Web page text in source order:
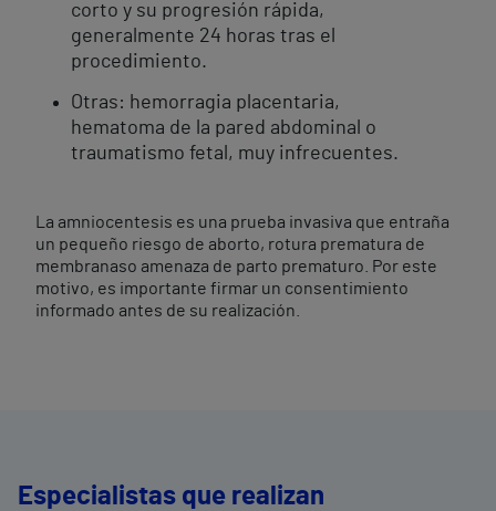
corto y su progresión rápida,
generalmente 24 horas tras el
procedimiento.
Otras: hemorragia placentaria,
hematoma de la pared abdominal o
traumatismo fetal, muy infrecuentes.
La amniocentesis es una prueba invasiva que entraña
un pequeño riesgo de aborto, rotura prematura de
membranaso amenaza de parto prematuro. Por este
motivo, es importante firmar un consentimiento
informado antes de su realización.
Especialistas que realizan